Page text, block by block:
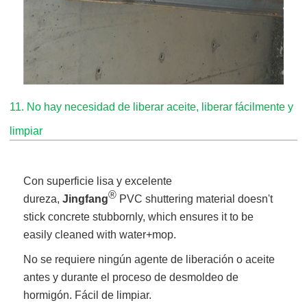
11. No hay necesidad de liberar aceite, liberar fácilmente y
limpiar
Con superficie lisa y excelente
dureza,Jingfang® PVC shuttering material doesn't
stick concrete stubbornly, which ensures it to be
easily cleaned with water+mop.
No se requiere ningún agente de liberación o aceite
antes y durante el proceso de desmoldeo de
hormigón. Fácil de limpiar.